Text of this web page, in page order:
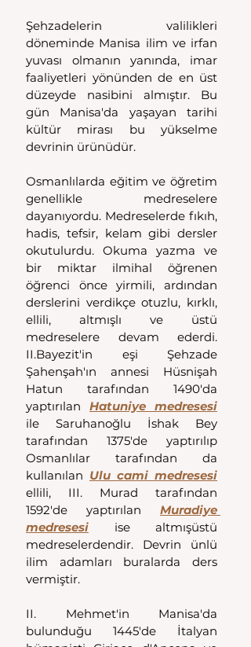
Şehzadelerin valilikleri
döneminde Manisa ilim ve irfan
yuvası olmanın yanında, imar
faaliyetleri yönünden de en üst
düzeyde nasibini almıştır. Bu
gün Manisa'da yaşayan tarihi
kültür mirası bu yükselme
devrinin ürünüdür.
Osmanlılarda eğitim ve öğretim
genellikle medreselere
dayanıyordu. Medreselerde fıkıh,
hadis, tefsir, kelam gibi dersler
okutulurdu. Okuma yazma ve
bir miktar ilmihal öğrenen
öğrenci önce yirmili, ardından
derslerini verdikçe otuzlu, kırklı,
ellili, altmışlı ve üstü
medreselere devam ederdi.
II.Bayezit'in eşi Şehzade
Şahenşah'ın annesi Hüsnişah
Hatun tarafından 1490'da
yaptırılan Hatuniye medresesi
ile Saruhanoğlu İshak Bey
tarafından 1375'de yaptırılıp
Osmanlılar tarafından da
kullanılan Ulu cami medresesi
ellili, III. Murad tarafından
1592'de yaptırılan Muradiye
medresesi ise altmışüstü
medreselerdendir. Devrin ünlü
ilim adamları buralarda ders
vermiştir.
II. Mehmet'in Manisa'da
bulunduğu 1445'de İtalyan